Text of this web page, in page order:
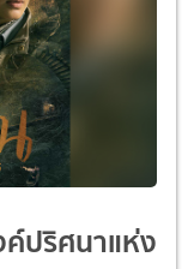
ค์ปริศนาแห่ง